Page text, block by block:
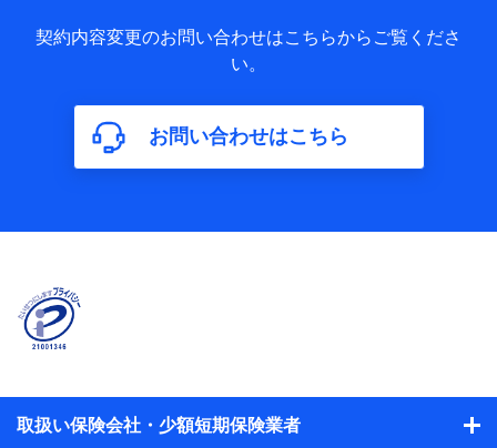
歴の情報及び保険の更改案内等を提供した際のメール内容や
送信履歴などの情報）が含まれます。
約に関する情報。例として、保険契約者及び被保険者の氏
名、住所、生年月日、性別、保険契約者と被保険者の関係、
保険加入の目的、保険商品の内容、保険料、保険料のお支払
方法、車のメーカーや走行距離などの情報、建物の構造や築
当社
株式会社NTTドコモ
【利用する者の利用目的】
おけるユーザ登録受付および管理のため
当社又は株式会社NTTドコモと取引のあるもしくは委託を受
けている保険会社・提携会社の保険その他に関する情報を提
契約内容変更のお問い合わせはこちらからご覧くださ
い。
お問い合わせはこちら
取扱い保険会社・少額短期保険業者